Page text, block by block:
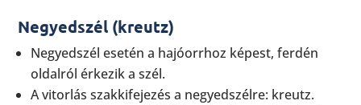
Negyedszél (kreutz)
Negyedszél esetén a hajóorrhoz képest, ferdén
oldalról érkezik a szél.
A vitorlás szakkifejezés a negyedszélre: kreutz.